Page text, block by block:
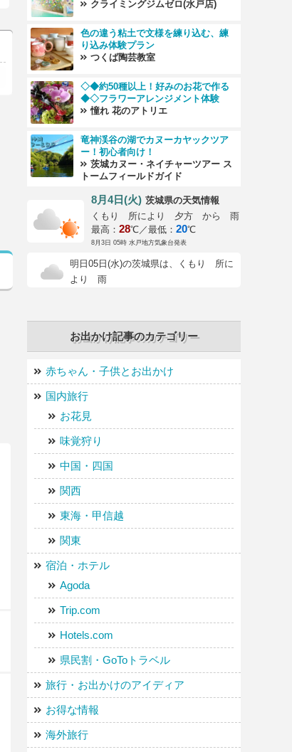
クライミングジムゼロ(水戸店)
色の違う粘土で文様を練り込む、練
り込み体験プラン
つくば陶芸教室
◇◆約50種以上！好みのお花で作る
◆◇フラワーアレンジメント体験
憧れ 花のアトリエ
竜神渓谷の湖でカヌーカヤックツア
ー！初心者向け！
茨城カヌー・ネイチャーツアー ス
トームフィールドガイド
8月4日(火) 茨城県の天気情報
くもり 所により 夕方 から 雨
最高： 28℃／最低： 20℃
8月3日 05時 水戸地方気象台発表
明日05日(水)の茨城県は、くもり 所に
より 雨
お出かけ記事のカテゴリー
赤ちゃん・子供とお出かけ
国内旅行
お花見
味覚狩り
中国・四国
関西
東海・甲信越
関東
宿泊・ホテル
Agoda
Trip.com
Hotels.com
県民割・GoToトラベル
旅行・お出かけのアイディア
お得な情報
海外旅行